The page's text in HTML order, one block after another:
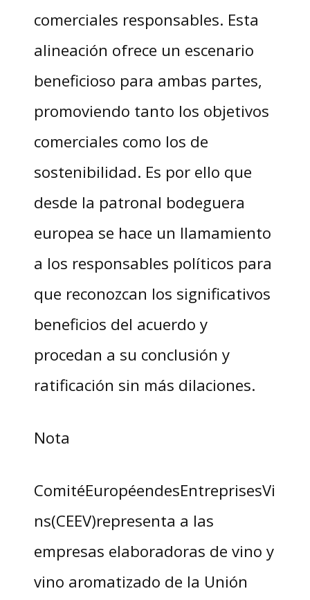
comerciales responsables. Esta
alineación ofrece un escenario
beneficioso para ambas partes,
promoviendo tanto los objetivos
comerciales como los de
sostenibilidad. Es por ello que
desde la patronal bodeguera
europea se hace un llamamiento
a los responsables políticos para
que reconozcan los significativos
beneficios del acuerdo y
procedan a su conclusión y
ratificación sin más dilaciones.
Nota
ComitéEuropéendesEntreprisesVi
ns(CEEV)representa a las
empresas elaboradoras de vino y
vino aromatizado de la Unión